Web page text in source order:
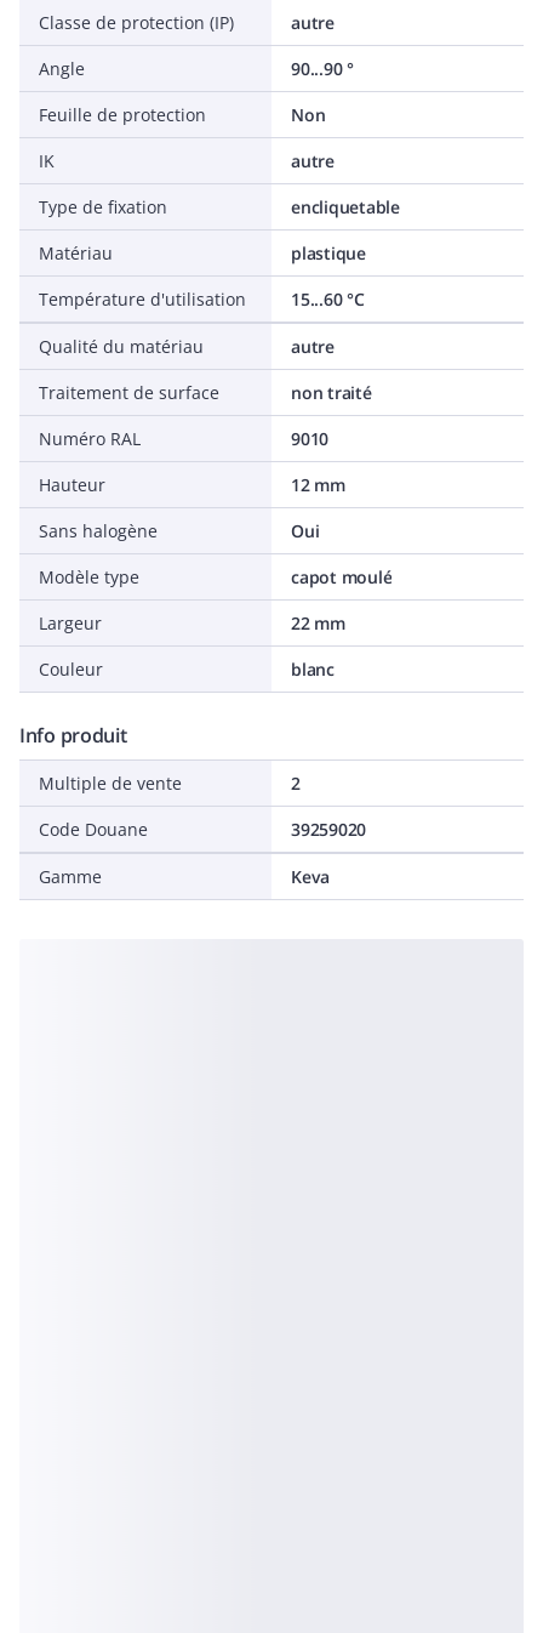
Classe de protection (IP)
autre
Angle
90...90 °
Feuille de protection
Non
IK
autre
Type de fixation
encliquetable
Matériau
plastique
Température d'utilisation
15...60 °C
Qualité du matériau
autre
Traitement de surface
non traité
Numéro RAL
9010
Hauteur
12 mm
Sans halogène
Oui
Modèle type
capot moulé
Largeur
22 mm
Couleur
blanc
Info produit
Multiple de vente
2
Code Douane
39259020
Gamme Keva